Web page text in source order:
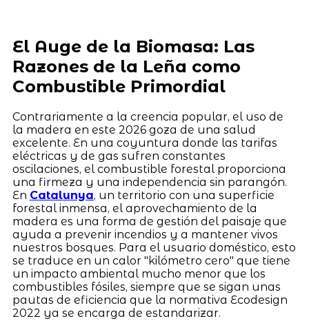
El Auge de la Biomasa: Las
Razones de la Leña como
Combustible Primordial
Contrariamente a la creencia popular, el uso de
la madera en este 2026 goza de una salud
excelente. En una coyuntura donde las tarifas
eléctricas y de gas sufren constantes
oscilaciones, el combustible forestal proporciona
una firmeza y una independencia sin parangón.
En Catalunya, un territorio con una superficie
forestal inmensa, el aprovechamiento de la
madera es una forma de gestión del paisaje que
ayuda a prevenir incendios y a mantener vivos
nuestros bosques. Para el usuario doméstico, esto
se traduce en un calor "kilómetro cero" que tiene
un impacto ambiental mucho menor que los
combustibles fósiles, siempre que se sigan unas
pautas de eficiencia que la normativa Ecodesign
2022 ya se encarga de estandarizar.